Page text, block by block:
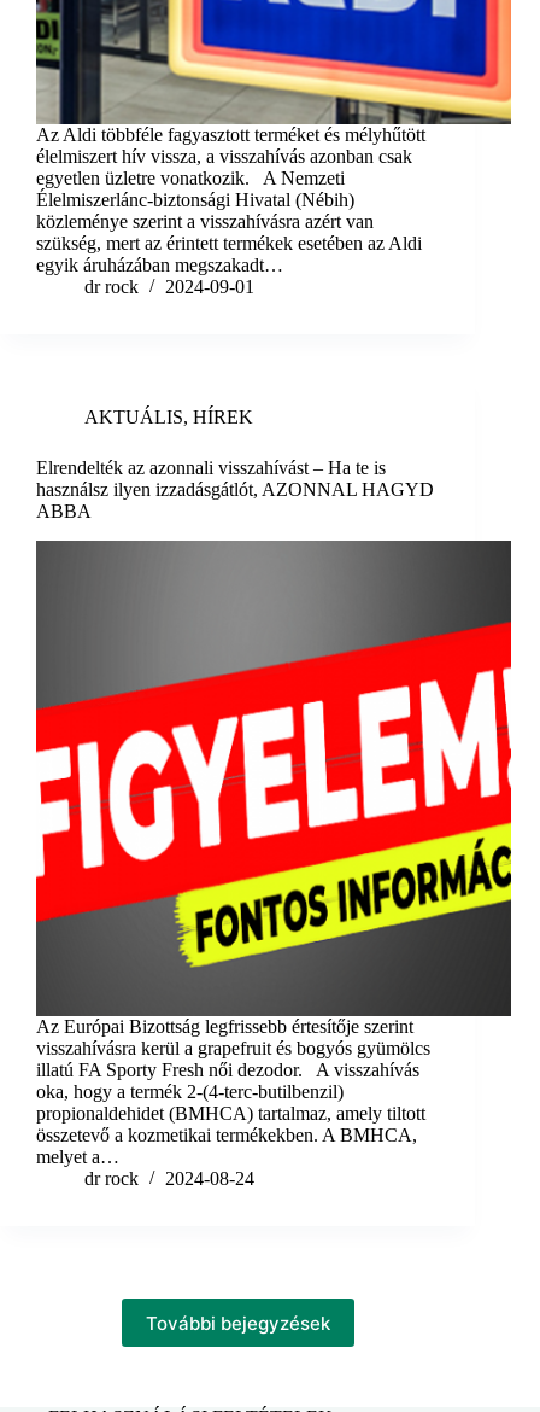
Az Aldi többféle fagyasztott terméket és mélyhűtött
élelmiszert hív vissza, a visszahívás azonban csak
egyetlen üzletre vonatkozik. A Nemzeti
Élelmiszerlánc-biztonsági Hivatal (Nébih)
közleménye szerint a visszahívásra azért van
szükség, mert az érintett termékek esetében az Aldi
egyik áruházában megszakadt…
dr rock
2024-09-01
AKTUÁLIS, HÍREK
Elrendelték az azonnali visszahívást – Ha te is
használsz ilyen izzadásgátlót, AZONNAL HAGYD
ABBA
Az Európai Bizottság legfrissebb értesítője szerint
visszahívásra kerül a grapefruit és bogyós gyümölcs
illatú FA Sporty Fresh női dezodor. A visszahívás
oka, hogy a termék 2-(4-terc-butilbenzil)
propionaldehidet (BMHCA) tartalmaz, amely tiltott
összetevő a kozmetikai termékekben. A BMHCA,
melyet a…
dr rock
2024-08-24
További bejegyzések